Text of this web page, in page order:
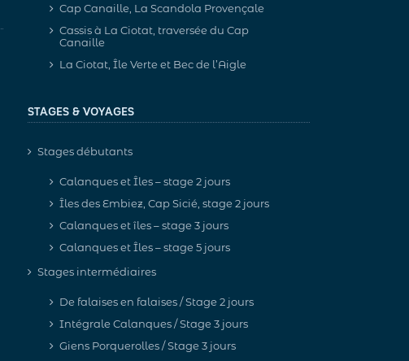
Cap Canaille, La Scandola Provençale
Cassis à La Ciotat, traversée du Cap
Canaille
La Ciotat, Île Verte et Bec de l’Aigle
STAGES & VOYAGES
Stages débutants
Calanques et Îles – stage 2 jours
Îles des Embiez, Cap Sicié, stage 2 jours
Calanques et îles – stage 3 jours
Calanques et Îles – stage 5 jours
Stages intermédiaires
De falaises en falaises / Stage 2 jours
Intégrale Calanques / Stage 3 jours
Giens Porquerolles / Stage 3 jours